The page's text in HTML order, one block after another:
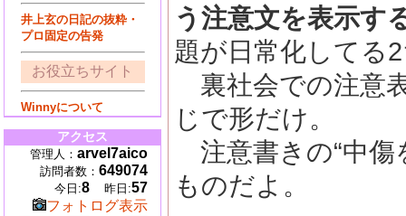
井上玄の日記の抜粋・
プロ固定の告発
お役立ちサイト
Winnyについて
アクセス
管理人： arvel7aico
訪問者数： 649074
今日:8 昨日:57
フォトログ表示
う注意文を表示す
題が日常化してる
裏社会での注意
じで形だけ。
注意書きの“中傷
ものだよ。